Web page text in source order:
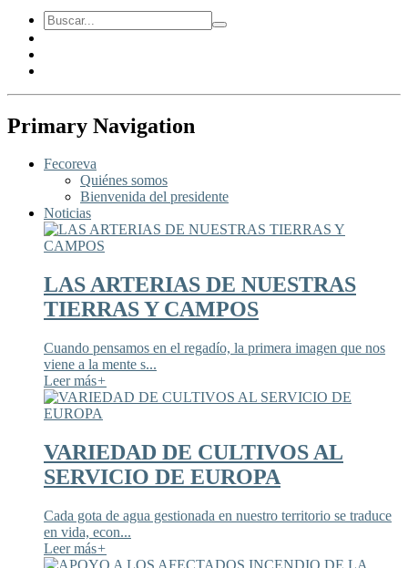
Primary Navigation
Fecoreva
Quiénes somos
Bienvenida del presidente
Noticias
LAS ARTERIAS DE NUESTRAS
TIERRAS Y CAMPOS
Cuando pensamos en el regadío, la primera imagen que nos
viene a la mente s...
Leer más+
VARIEDAD DE CULTIVOS AL
SERVICIO DE EUROPA
Cada gota de agua gestionada en nuestro territorio se traduce
en vida, econ...
Leer más+